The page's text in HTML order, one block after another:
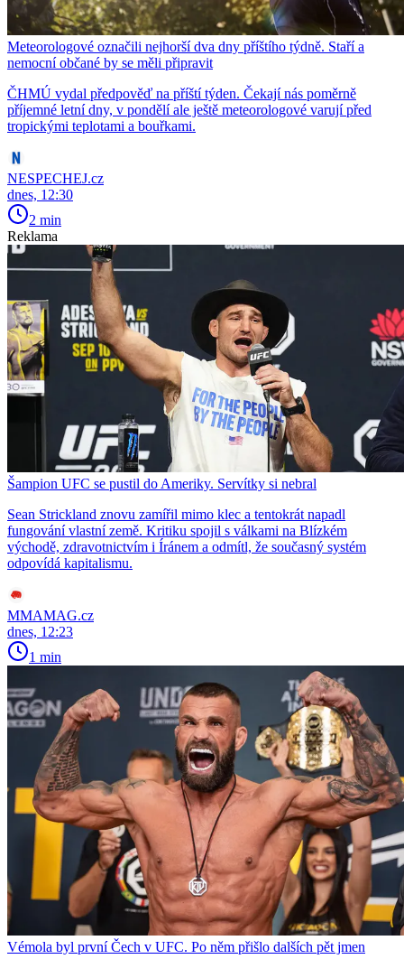
Meteorologové označili nejhorší dva dny příštího týdně. Staří a
nemocní občané by se měli připravit
ČHMÚ vydal předpověď na příští týden. Čekají nás poměrně
příjemné letní dny, v pondělí ale ještě meteorologové varují před
tropickými teplotami a bouřkami.
NESPECHEJ.cz
dnes, 12:30
2 min
Reklama
Šampion UFC se pustil do Ameriky. Servítky si nebral
Sean Strickland znovu zamířil mimo klec a tentokrát napadl
fungování vlastní země. Kritiku spojil s válkami na Blízkém
východě, zdravotnictvím i Íránem a odmítl, že současný systém
odpovídá kapitalismu.
MMAMAG.cz
dnes, 12:23
1 min
Vémola byl první Čech v UFC. Po něm přišlo dalších pět jmen